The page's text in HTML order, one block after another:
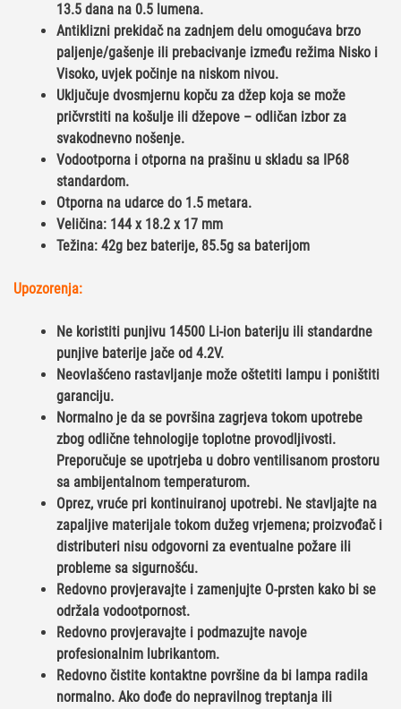
13.5 dana na 0.5 lumena.
Antiklizni prekidač na zadnjem delu omogućava brzo
paljenje/gašenje ili prebacivanje između režima Nisko i
Visoko, uvjek počinje na niskom nivou.
Uključuje dvosmjernu kopču za džep koja se može
pričvrstiti na košulje ili džepove – odličan izbor za
svakodnevno nošenje.
Vodootporna i otporna na prašinu u skladu sa IP68
standardom.
Otporna na udarce do 1.5 metara.
Veličina: 144 x 18.2 x 17 mm
Težina: 42g bez baterije, 85.5g sa baterijom
Upozorenja:
Ne koristiti punjivu 14500 Li-ion bateriju ili standardne
punjive baterije jače od 4.2V.
Neovlašćeno rastavljanje može oštetiti lampu i poništiti
garanciju.
Normalno je da se površina zagrjeva tokom upotrebe
zbog odlične tehnologije toplotne provodljivosti.
Preporučuje se upotrjeba u dobro ventilisanom prostoru
sa ambijentalnom temperaturom.
Oprez, vruće pri kontinuiranoj upotrebi. Ne stavljajte na
zapaljive materijale tokom dužeg vrjemena; proizvođač i
distributeri nisu odgovorni za eventualne požare ili
probleme sa sigurnošću.
Redovno provjeravajte i zamenjujte O-prsten kako bi se
održala vodootpornost.
Redovno provjeravajte i podmazujte navoje
profesionalnim lubrikantom.
Redovno čistite kontaktne površine da bi lampa radila
normalno. Ako dođe do nepravilnog treptanja ili